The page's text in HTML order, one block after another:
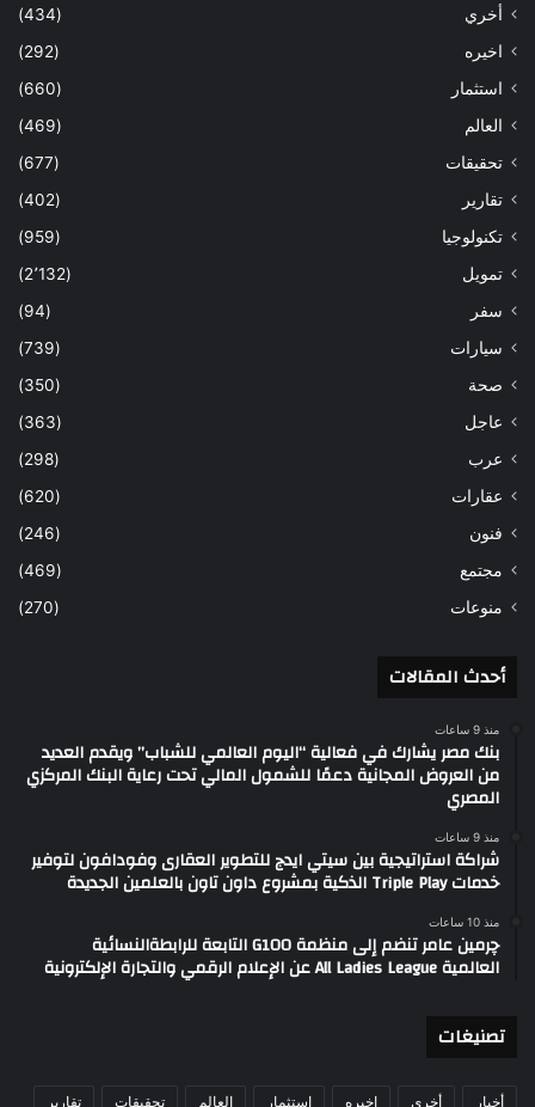
أخري
(434)
اخيره
(292)
استثمار
(660)
العالم
(469)
تحقيقات
(677)
تقارير
(402)
تكنولوجيا
(959)
تمويل
(2٬132)
سفر
(94)
سيارات
(739)
صحة
(350)
عاجل
(363)
عرب
(298)
عقارات
(620)
فنون
(246)
مجتمع
(469)
منوعات
(270)
أحدث المقالات
منذ 9 ساعات
بنك مصر يشارك في فعالية “اليوم العالمي للشباب” ويقدم العديد
من العروض المجانية دعمًا للشمول المالي تحت رعاية البنك المركزي
المصري
منذ 9 ساعات
شراكة استراتيجية بين سيتي ايدج للتطوير العقارى وفودافون لتوفير
خدمات Triple Play الذكية بمشروع داون تاون بالعلمين الجديدة
منذ 10 ساعات
چرمين عامر تنضم إلى منظمة G100 التابعة للرابطةالنسائية
العالمية All Ladies League عن الإعلام الرقمي والتجارة الإلكترونية
تصنيغات
أخبار أخري اخيره استثمار العالم تحقيقات تقارير